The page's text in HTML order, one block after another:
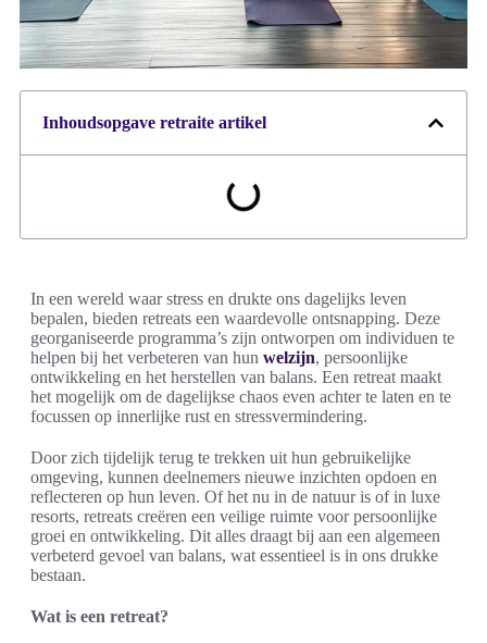
Inhoudsopgave retraite artikel
In een wereld waar stress en drukte ons dagelijks leven
bepalen, bieden retreats een waardevolle ontsnapping. Deze
georganiseerde programma’s zijn ontworpen om individuen te
helpen bij het verbeteren van hun welzijn, persoonlijke
ontwikkeling en het herstellen van balans. Een retreat maakt
het mogelijk om de dagelijkse chaos even achter te laten en te
focussen op innerlijke rust en stressvermindering.
Door zich tijdelijk terug te trekken uit hun gebruikelijke
omgeving, kunnen deelnemers nieuwe inzichten opdoen en
reflecteren op hun leven. Of het nu in de natuur is of in luxe
resorts, retreats creëren een veilige ruimte voor persoonlijke
groei en ontwikkeling. Dit alles draagt bij aan een algemeen
verbeterd gevoel van balans, wat essentieel is in ons drukke
bestaan.
Wat is een retreat?